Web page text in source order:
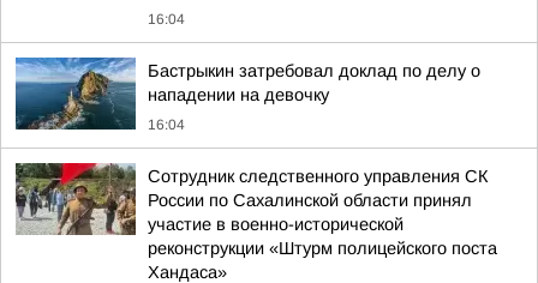
16:04
Бастрыкин затребовал доклад по делу о
нападении на девочку
16:04
Сотрудник следственного управления СК
России по Сахалинской области принял
участие в военно-исторической
реконструкции «Штурм полицейского поста
Хандаса»